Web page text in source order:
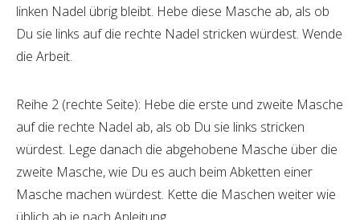
Reihe 1 (linke Seite): Stricke links bis 1 Masche auf der
linken Nadel übrig bleibt. Hebe diese Masche ab, als ob
Du sie links auf die rechte Nadel stricken würdest. Wende
Reihe 2 (rechte Seite): Hebe die erste und zweite Masche
auf die rechte Nadel ab, als ob Du sie links stricken
würdest. Lege danach die abgehobene Masche über die
zweite Masche, wie Du es auch beim Abketten einer